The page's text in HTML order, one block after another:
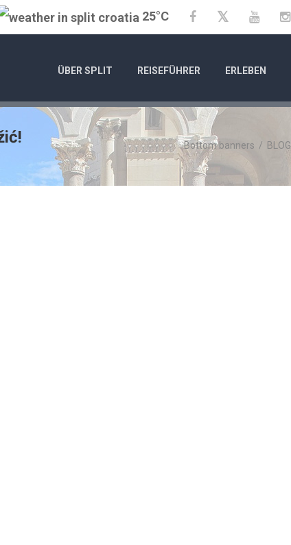
25°C FacebookTwitter
ÜBER SPLIT REISEFÜHRER ERLEBEN
Bottom banners / BLOG